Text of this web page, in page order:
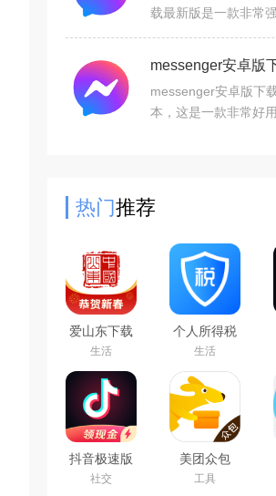
载最新版是一款非常
一体，让您可以随时
交流，还可以匹配各
messenger安卓版下
本，这是一款非常好
热门推荐
爱山东下载
app官方最
新版
生活
个人所得税
app下载安
装官方2026
最新版
生活
抖音极速版
免费下载
2026最新版
社交
美团众包
app
工具